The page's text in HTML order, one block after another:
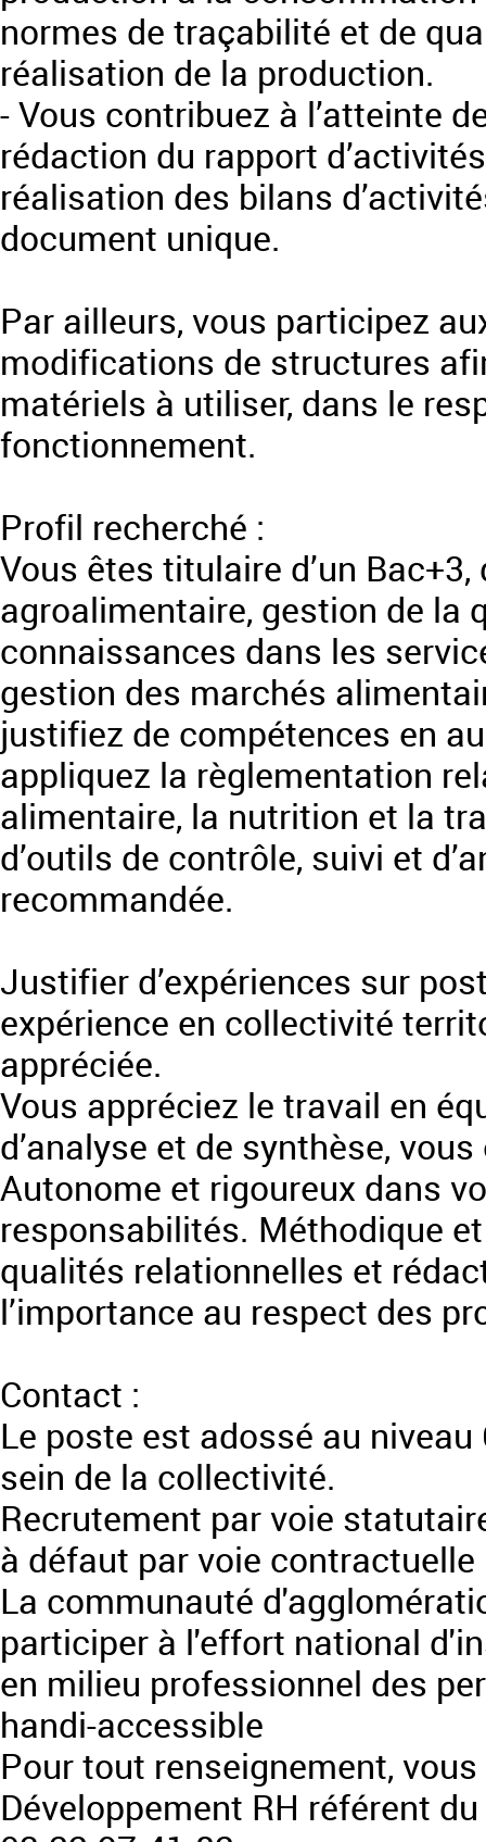
normes de traçabilité et de
réalisation de la production.
- Vous contribuez à l’atteinte
rédaction du rapport
réalisation des bilans
document unique.
Par ailleurs, vous participez
modifications de structures
matériels à utiliser, dans le
fonctionnement.
Profil recherché :
Vous êtes titulaire d’un
agroalimentaire, gestion de la
connaissances dans les
gestion des marchés
justifiez de compétences en
appliquez la règlementation
alimentaire, la nutrition et la
d’outils de contrôle, suivi et
recommandée.
Justifier d’expériences sur
expérience en collectivité
appréciée.
Vous appréciez le travail en
d’analyse et de synthèse,
Autonome et rigoureux dans
responsabilités. Méthodique
qualités relationnelles et
l’importance au respect des
Contact :
Le poste est adossé au
sein de la collectivité.
Recrutement par voie
à défaut par voie contractuelle
La communauté
participer à l'effort national
en milieu professionnel des
handi-accessible
Pour tout renseignement,
Développement RH référent